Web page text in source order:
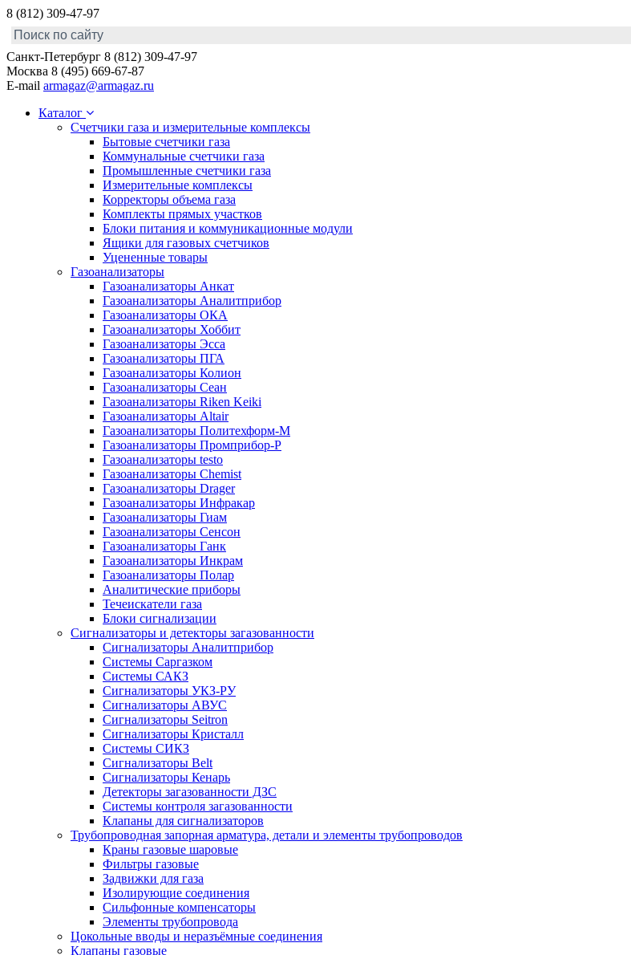
8 (812) 309-47-97
Санкт-Петербург 8 (812) 309-47-97
Москва 8 (495) 669-67-87
E-mail armagaz@armagaz.ru
Каталог
Счетчики газа и измерительные комплексы
Бытовые счетчики газа
Коммунальные счетчики газа
Промышленные счетчики газа
Измерительные комплексы
Корректоры объема газа
Комплекты прямых участков
Блоки питания и коммуникационные модули
Ящики для газовых счетчиков
Уцененные товары
Газоанализаторы
Газоанализаторы Анкат
Газоанализаторы Аналитприбор
Газоанализаторы ОКА
Газоанализаторы Хоббит
Газоанализаторы Эсса
Газоанализаторы ПГА
Газоанализаторы Колион
Газоанализаторы Сеан
Газоанализаторы Riken Keiki
Газоанализаторы Altair
Газоанализаторы Политехформ-М
Газоанализаторы Промприбор-Р
Газоанализаторы testo
Газоанализаторы Chemist
Газоанализаторы Drager
Газоанализаторы Инфракар
Газоанализаторы Гиам
Газоанализаторы Сенсон
Газоанализаторы Ганк
Газоанализаторы Инкрам
Газоанализаторы Полар
Аналитические приборы
Течеискатели газа
Блоки сигнализации
Сигнализаторы и детекторы загазованности
Сигнализаторы Аналитприбор
Системы Саргазком
Системы САКЗ
Сигнализаторы УКЗ-РУ
Сигнализаторы АВУС
Сигнализаторы Seitron
Сигнализаторы Кристалл
Системы СИКЗ
Сигнализаторы Belt
Сигнализаторы Кенарь
Детекторы загазованности ДЗС
Системы контроля загазованности
Клапаны для сигнализаторов
Трубопроводная запорная арматура, детали и элементы трубопроводов
Краны газовые шаровые
Фильтры газовые
Задвижки для газа
Изолирующие соединения
Сильфонные компенсаторы
Элементы трубопровода
Цокольные вводы и неразъёмные соединения
Клапаны газовые